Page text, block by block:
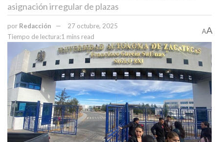
asignación irregular de plazas
por Redacción
27 octubre, 2025
Tiempo de lectura:1 mins read
AA